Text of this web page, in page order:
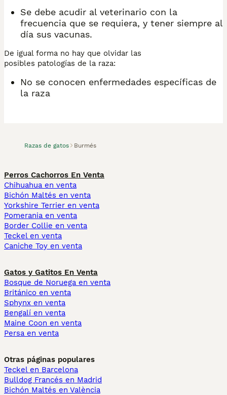
Razas de gatos Burmés
Se debe acudir al veterinario con la
frecuencia que se requiera, y tener siempre al
día sus vacunas.
De igual forma no hay que olvidar las
posibles patologías de la raza:
No se conocen enfermedades específicas de
la raza
Perros Cachorros En Venta
Chihuahua en venta
Bichón Maltés en venta
Yorkshire Terrier en venta
Pomerania en venta
Border Collie en venta
Teckel en venta
Caniche Toy en venta
Gatos y Gatitos En Venta
Bosque de Noruega en venta
Británico en venta
Sphynx en venta
Bengalí en venta
Maine Coon en venta
Persa en venta
Otras páginas populares
Teckel en Barcelona
Bulldog Francés en Madrid
Bichón Maltés en València